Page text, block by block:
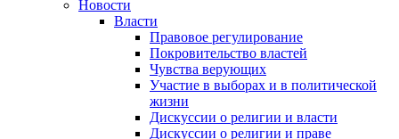
Новости
Власти
Правовое регулирование
Покровительство властей
Чувства верующих
Участие в выборах и в политической
жизни
Дискуссии о религии и власти
Дискуссии о религии и праве